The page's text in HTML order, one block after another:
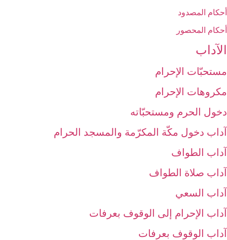
أحكام المصدود
أحكام المحصور
الآداب‏
مستحبّات الإحرام
مكروهات الإحرام‏
دخول الحرم ومستحبّاته‏
آداب دخول مكّة المكرّمة والمسجد الحرام‏
آداب الطواف‏
آداب صلاة الطواف‏
آداب السعي‏
آداب الإحرام إلى الوقوف بعرفات‏
آداب الوقوف بعرفات‏